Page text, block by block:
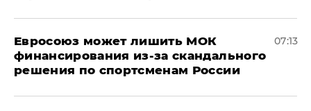
Евросоюз может лишить МОК
финансирования из-за скандального
решения по спортсменам России
07:13